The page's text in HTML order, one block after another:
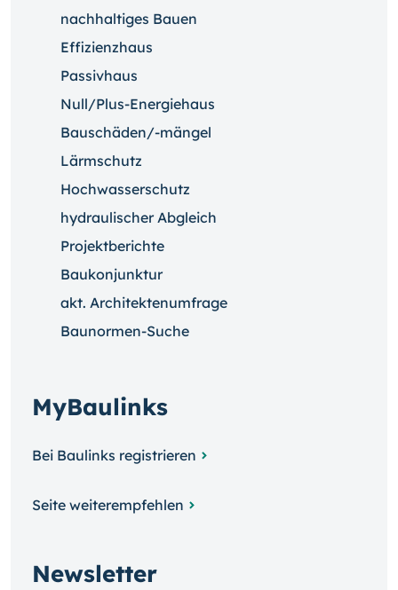
nachhaltiges Bauen
Effizienzhaus
Passivhaus
Null/Plus-Energiehaus
Bauschäden/-mängel
Lärmschutz
Hochwasserschutz
hydraulischer Abgleich
Projektberichte
Baukonjunktur
akt. Architektenumfrage
Baunormen-Suche
MyBaulinks
Bei Baulinks registrieren
Seite weiterempfehlen
Newsletter